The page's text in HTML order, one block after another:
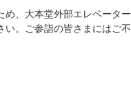
め、大本堂外部エレベータ
い。ご参詣の皆さまにはご